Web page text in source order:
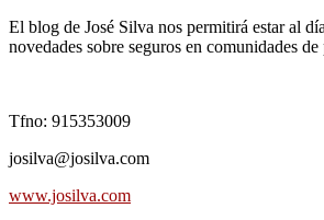
El blog de José Silva nos permitirá estar al
novedades sobre seguros en comunidades
Tfno: 915353009
josilva@josilva.com
www.josilva.com